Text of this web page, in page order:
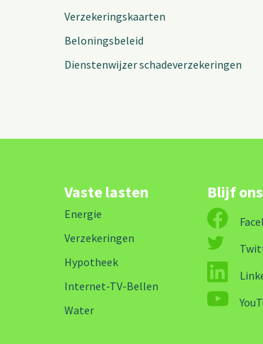
Verzekeringskaarten
Beloningsbeleid
Dienstenwijzer schadeverzekeringen
Vaste lasten
Energie
Verzekeringen
Hypotheek
Internet-TV-Bellen
Water
Blijf